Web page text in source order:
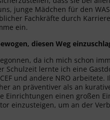
junge Mädchen für den
Fachkräfte durch
ein.
diesen Weg
da ich mich schon
lernte ich eine
und andere NRO
an präventiver als an
Einrichtungen einen großen
einzusteigen, um an der